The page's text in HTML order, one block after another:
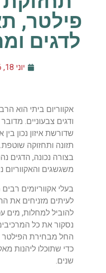
פילטר,
לדגים
יוני 18, 2026
אקווריום ביתי הוא
ודגים צבעוניים.
שדורשת איזון נכון
תזונה ותחזוקה
בצורה נכונה, הדגים
משגשגים והאקווריום
בעלי אקווריומים
לעיתים מזניחים את
להוביל למחלות, מים
נסקור את כל
החל מבחירת
כדי שתוכלו ליהנות
שנים.